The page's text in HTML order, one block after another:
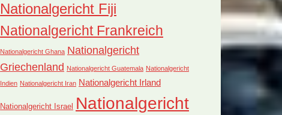
Nationalgericht Fiji
Nationalgericht Frankreich
Nationalgericht Ghana Nationalgericht
Griechenland Nationalgericht Guatemala Nationalgericht
Indien Nationalgericht Iran Nationalgericht Irland
Nationalgericht Israel Nationalgericht